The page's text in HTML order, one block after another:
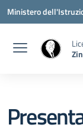
Vai ai contenuti
Vai al menu di
Vai al footer
Ministero